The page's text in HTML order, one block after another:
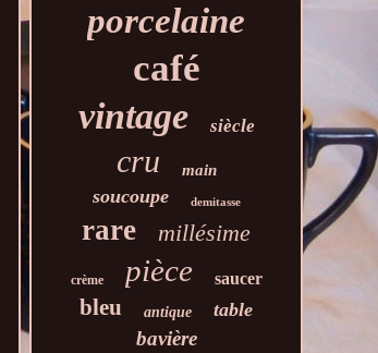
porcelaine
café
vintage siècle
cru main
soucoupe demitasse
rare millésime
crème pièce saucer
bleu antique table
bavière